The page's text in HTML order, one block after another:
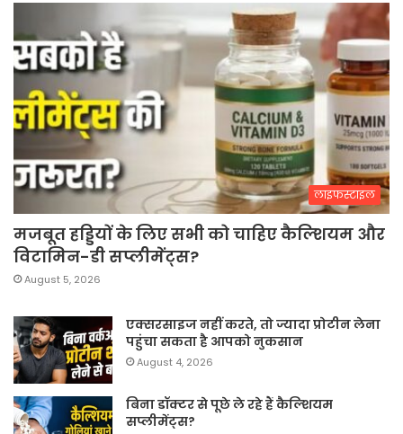
लाइफस्टाइल
मजबूत हड्डियों के लिए सभी को चाहिए कैल्शियम और
विटामिन-डी सप्लीमेंट्स?
August 5, 2026
एक्सरसाइज नहीं करते, तो ज्यादा प्रोटीन लेना
पहुंचा सकता है आपको नुकसान
August 4, 2026
बिना डॉक्टर से पूछे ले रहे हैं कैल्शियम
सप्लीमेंट्स?